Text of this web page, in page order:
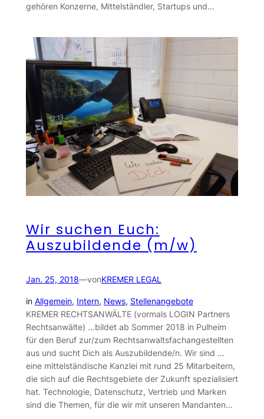
gehören Konzerne, Mittelständler, Startups und…
Wir suchen Euch:
Auszubildende (m/w)
Jan. 25, 2018—vonKREMER LEGAL
in Allgemein, Intern, News, Stellenangebote
KREMER RECHTSANWÄLTE (vormals LOGIN Partners
Rechtsanwälte) …bildet ab Sommer 2018 in Pulheim
für den Beruf zur/zum Rechtsanwaltsfachangestellten
aus und sucht Dich als Auszubildende/n. Wir sind …
eine mittelständische Kanzlei mit rund 25 Mitarbeitern,
die sich auf die Rechtsgebiete der Zukunft spezialisiert
hat. Technologie, Datenschutz, Vertrieb und Marken
sind die Themen, für die wir mit unseren Mandanten…